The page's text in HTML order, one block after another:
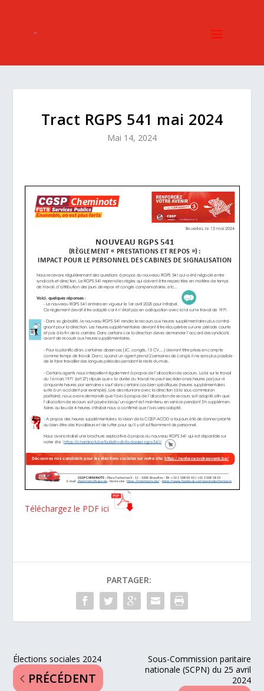
Tract RGPS 541 mai 2024
Mai 14, 2024
Téléchargez le PDF ici
PARTAGER:
Élections sociales 2024
PRÉCÉDENT
Sous-Commission paritaire
nationale (SCPN) du 25 avril
2024